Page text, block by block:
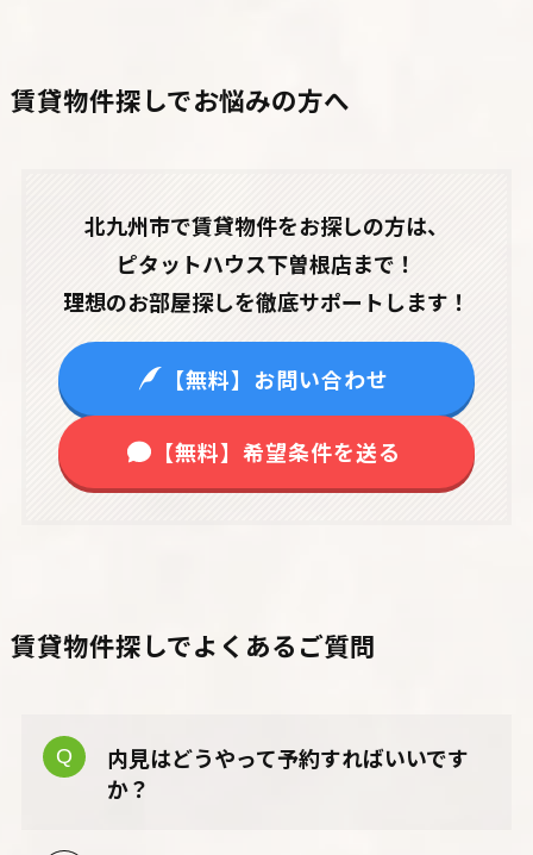
賃貸物件探しでお悩みの方へ
北九州市で賃貸物件をお探しの方は、
ピタットハウス下曽根店まで！
理想のお部屋探しを徹底サポートします！
【無料】お問い合わせ
【無料】希望条件を送る
賃貸物件探しでよくあるご質問
内見はどうやって予約すればいいです
か？